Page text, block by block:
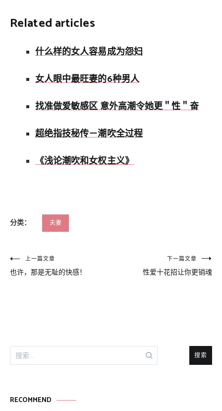
Related articles
什么样的女人容易成为怨妇
女人眼中最旺妻的6种男人
找准做爱敏感区 意外高潮令她更＂性＂奋
超绝指技秘传－潮吹全过程
《浅论潮吹和女权主义》
分类： 夫妻
文
章
上一篇文章
也许，那是无耻的快感！
下一篇文章
性爱十花招让你更销魂
搜
索：
RECOMMEND